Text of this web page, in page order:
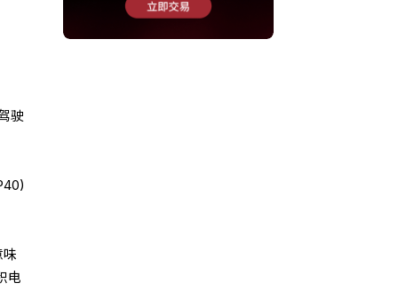
驶
味
电